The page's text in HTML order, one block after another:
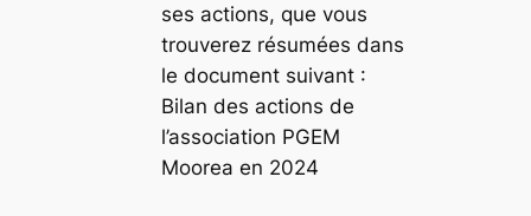
ses actions, que vous
trouverez résumées dans
le document suivant :
Bilan des actions de
l’association PGEM
Moorea en 2024